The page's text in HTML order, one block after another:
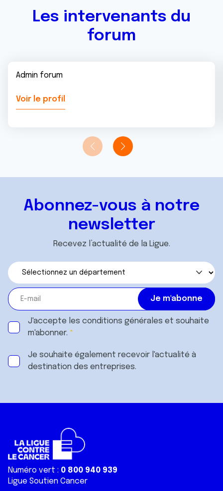
Les intervenants du
forum
Admin forum
Voir le profil
Abonnez-vous à notre
newsletter
Recevez l’actualité de la Ligue.
J'accepte les conditions générales et souhaite
m'abonner.
Je souhaite également recevoir l'actualité à
destination des entreprises.
Numéro vert : 0 800 940 939
Ligue Soutien Cancer